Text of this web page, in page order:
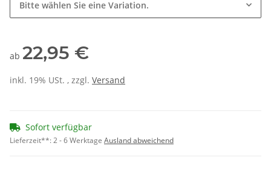
Bitte wählen Sie eine Variation.
ab 22,95 €
inkl. 19% USt. , zzgl. Versand
Sofort verfügbar
Lieferzeit**:2 - 6 Werktage Ausland abweichend